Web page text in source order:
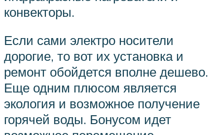
конвекторы.
Если сами электро носители
дорогие, то вот их установка и
ремонт обойдется вполне дешево.
Еще одним плюсом является
экология и возможное получение
горячей воды. Бонусом идет